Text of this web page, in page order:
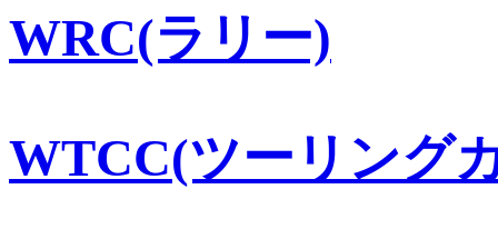
WRC(ラリー)
WTCC(ツーリング